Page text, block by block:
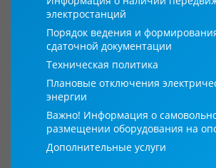
электростанций
Порядок ведения и
сдаточной документации
Техническая политика
Плановые отключения
энергии
Важно! Информация о
размещении оборудования на
Дополнительные услуги